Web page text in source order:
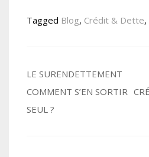
Tagged Blog, Crédit & Dette,
Navigation
de
LE SURENDETTEMENT
COMMENT S’EN SORTIR
SEUL ?